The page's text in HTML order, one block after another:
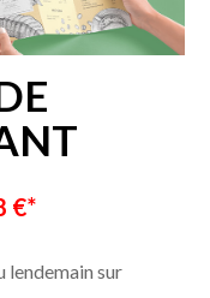
€*
lendemain sur